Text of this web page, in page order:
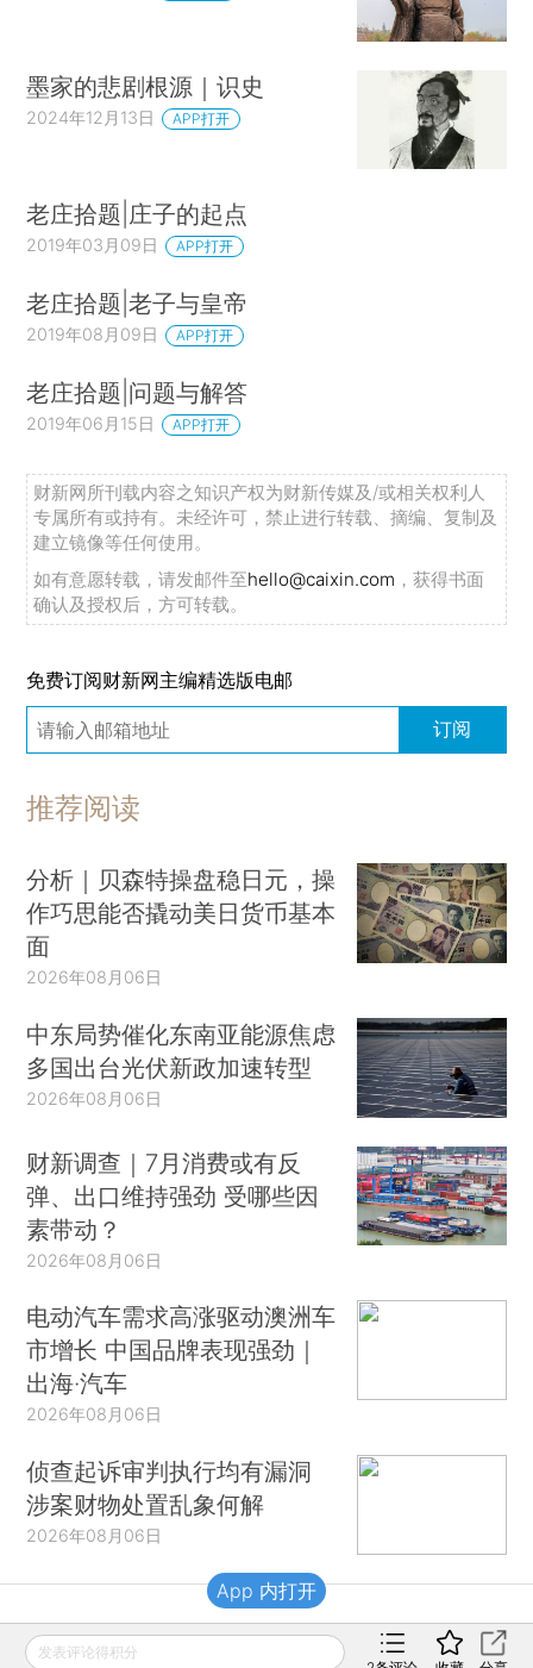
墨家的悲剧根源｜识史
2024年12月13日 APP打开
老庄拾题|庄子的起点
2019年03月09日 APP打开
老庄拾题|老子与皇帝
2019年08月09日 APP打开
老庄拾题|问题与解答
2019年06月15日 APP打开
财新网所刊载内容之知识产权为财新传媒及/或相关权利人
专属所有或持有。未经许可，禁止进行转载、摘编、复制及
建立镜像等任何使用。
如有意愿转载，请发邮件至hello@caixin.com ，获得书面
确认及授权后，方可转载。
免费订阅财新网主编精选版电邮
订阅
推荐阅读
分析｜贝森特操盘稳日元，操
作巧思能否撬动美日货币基本
面
2026年08月06日
中东局势催化东南亚能源焦虑
多国出台光伏新政加速转型
2026年08月06日
财新调查｜7月消费或有反
弹、出口维持强劲 受哪些因
素带动？
2026年08月06日
电动汽车需求高涨驱动澳洲车
市增长 中国品牌表现强劲｜
出海·汽车
2026年08月06日
侦查起诉审判执行均有漏洞
涉案财物处置乱象何解
2026年08月06日
财新移动
发表评论得积分
App 内打开